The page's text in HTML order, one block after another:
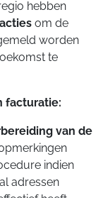
hebben
om de
worden
te
facturatie:
van de
indien
adressen